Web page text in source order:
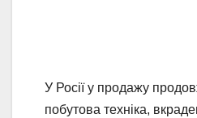
У Росії у продажу
побутова техніка,